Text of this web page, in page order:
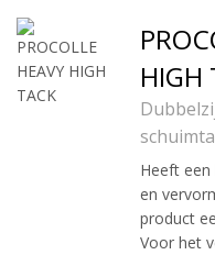
HIGH
Heeft
en
product
Voor het